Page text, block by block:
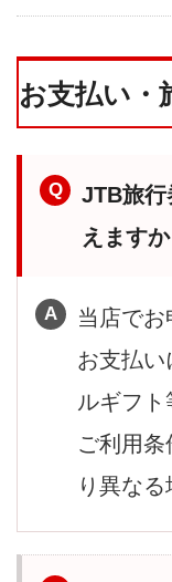
お支払い・
JTB旅行
えますか
当店で
お支払
ルギフト
ご利用条
り異なる